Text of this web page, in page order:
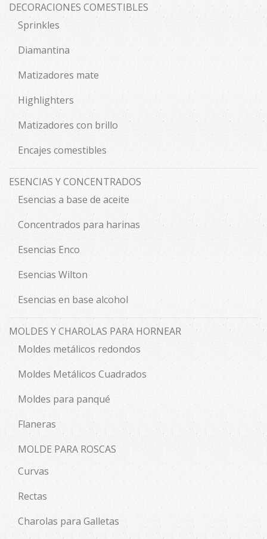
DECORACIONES COMESTIBLES
Sprinkles
Diamantina
Matizadores mate
Highlighters
Matizadores con brillo
Encajes comestibles
ESENCIAS Y CONCENTRADOS
Esencias a base de aceite
Concentrados para harinas
Esencias Enco
Esencias Wilton
Esencias en base alcohol
MOLDES Y CHAROLAS PARA HORNEAR
Moldes metálicos redondos
Moldes Metálicos Cuadrados
Moldes para panqué
Flaneras
MOLDE PARA ROSCAS
Curvas
Rectas
Charolas para Galletas